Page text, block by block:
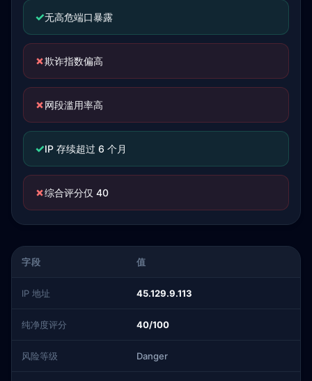
✓无高危端口暴露
✗欺诈指数偏高
✗网段滥用率高
✓IP 存续超过 6 个月
✗综合评分仅 40
字段 值
IP 地址 45.129.9.113
纯净度评分 40/100
风险等级 Danger